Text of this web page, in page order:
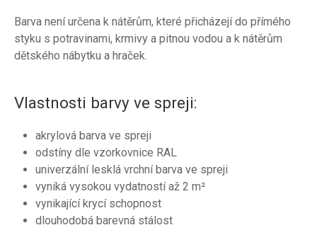
Barva není určena k nátěrům, které přicházejí do přímého
styku s potravinami, krmivy a pitnou vodou a k nátěrům
dětského nábytku a hraček.
Vlastnosti barvy ve spreji:
akrylová barva ve spreji
odstíny dle vzorkovnice RAL
univerzální lesklá vrchní barva ve spreji
vyniká vysokou vydatností až 2 m²
vynikající krycí schopnost
dlouhodobá barevná stálost